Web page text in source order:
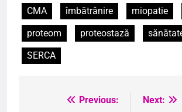
CMA
îmbătrânire miopatie
proteom
proteostază
SERCA
NavigarePrevious:
Next: